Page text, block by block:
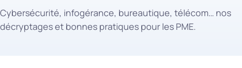
Cybersécurité, infogérance, bureautique, télécom… nos
décryptages et bonnes pratiques pour les PME.